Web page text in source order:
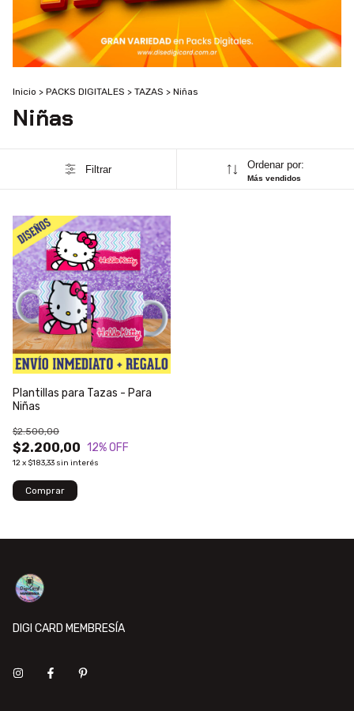
Inicio > PACKS DIGITALES > TAZAS > Niñas
Niñas
Filtrar Ordenar por:
Más vendidos
Plantillas para Tazas - Para
Niñas
$2.200,00
$2.500,00
12% OFF
12x $183,33 sin interés
DIGI CARD MEMBRESÍA